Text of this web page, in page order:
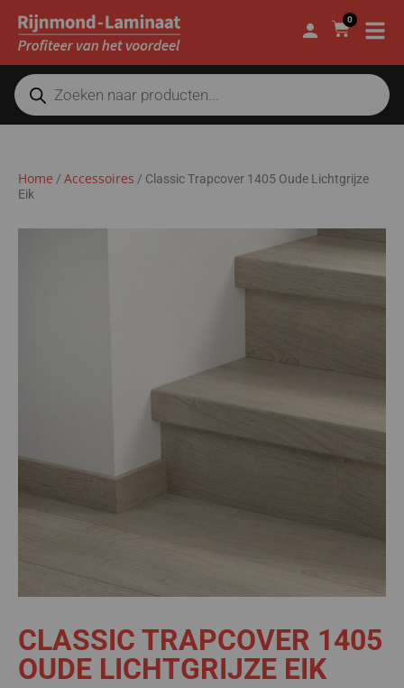
0
Home / Accessoires / Classic Trapcover 1405 Oude Lichtgrijze
Eik
CLASSIC TRAPCOVER 1405
OUDE LICHTGRIJZE EIK